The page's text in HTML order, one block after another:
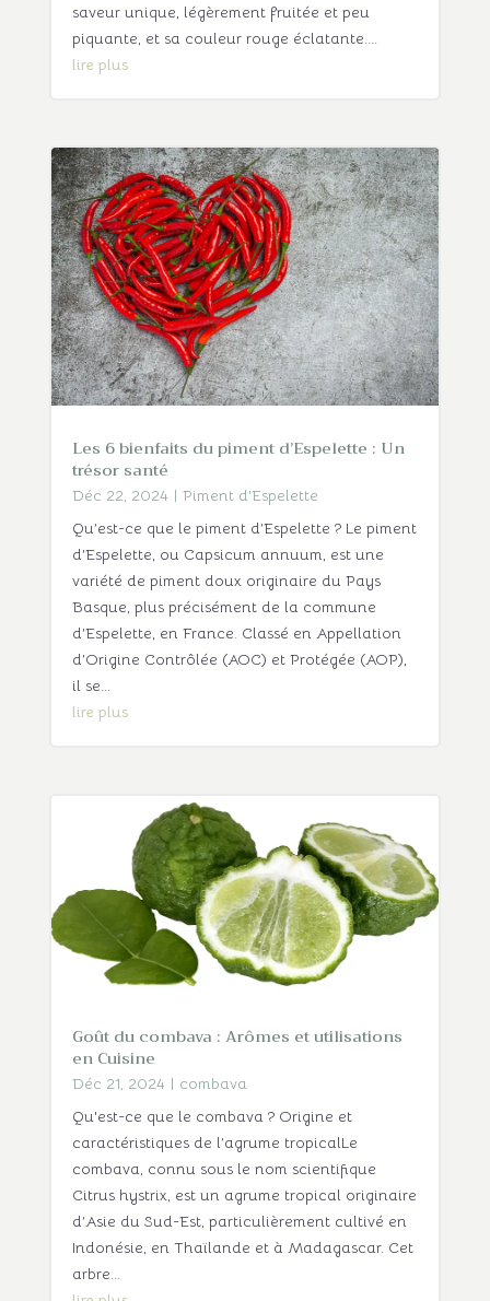
saveur unique, légèrement fruitée et peu
piquante, et sa couleur rouge éclatante....
lire plus
Les 6 bienfaits du piment d’Espelette : Un
trésor santé
Déc 22, 2024 | Piment d'Espelette
Qu’est-ce que le piment d’Espelette ? Le piment
d’Espelette, ou Capsicum annuum, est une
variété de piment doux originaire du Pays
Basque, plus précisément de la commune
d’Espelette, en France. Classé en Appellation
d’Origine Contrôlée (AOC) et Protégée (AOP),
il se...
lire plus
Goût du combava : Arômes et utilisations
en Cuisine
Déc 21, 2024 | combava
Qu'est-ce que le combava ? Origine et
caractéristiques de l’agrume tropicalLe
combava, connu sous le nom scientifique
Citrus hystrix, est un agrume tropical originaire
d’Asie du Sud-Est, particulièrement cultivé en
Indonésie, en Thaïlande et à Madagascar. Cet
arbre...